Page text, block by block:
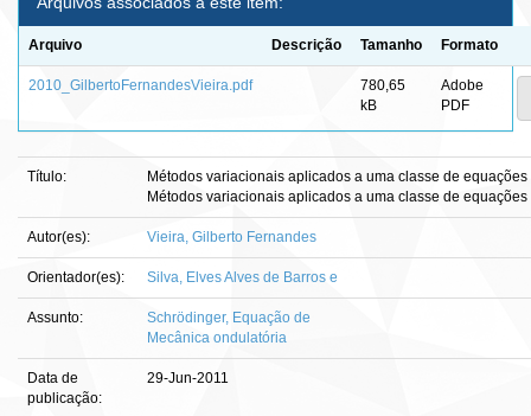
Arquivo Descrição Tamanho Formato
2010_GilbertoFernandesVieira.pdf
780,65
kB
Adobe
PDF
Título:
Métodos variacionais aplicados a uma classe de
Métodos variacionais aplicados a uma classe de
Autor(es): Vieira, Gilberto Fernandes
Orientador(es): Silva, Elves Alves de Barros e
Assunto:
Schrödinger, Equação de
Mecânica ondulatória
Data de
publicação:
29-Jun-2011